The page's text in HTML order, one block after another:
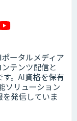
ータルメディア
テンツ配信と
。AI資格を保有
ソリューション
発信していま